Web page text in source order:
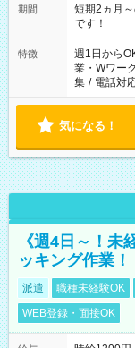
い」など ご
の方の場合
仕事に慣れてから
必要な場合
期間
短期2ヵ月
です！
特徴 週1日から
業・Wワー
集 / 電話対
気になる！
《週4日～！
ッキング作業！
派遣 職種未経験OK
WEB登録・面接OK